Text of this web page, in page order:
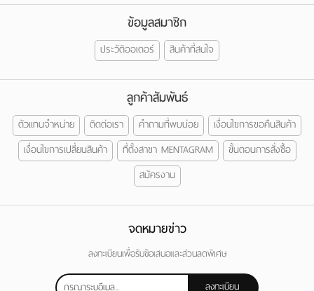
ข้อมูลสมาชิก
ประวัติออเดอร์ สินค้าที่สนใจ
ลูกค้าสัมพันธ์
ตัวแทนจำหน่าย ติดต่อเรา คำถามที่พบบ่อย
เงื่อนไขการขอคืนสินค้า
เงื่อนไขการเปลี่ยนสินค้า
ที่ตั้งสาขา MENTAGRAM
ขั้นตอนการสั่งซื้อ
สมัครงาน
จดหมายข่าว
ลงทะเบียนเพื่อรับข้อเสนอและส่วนลดพิเศษ
ลงทะเบียน